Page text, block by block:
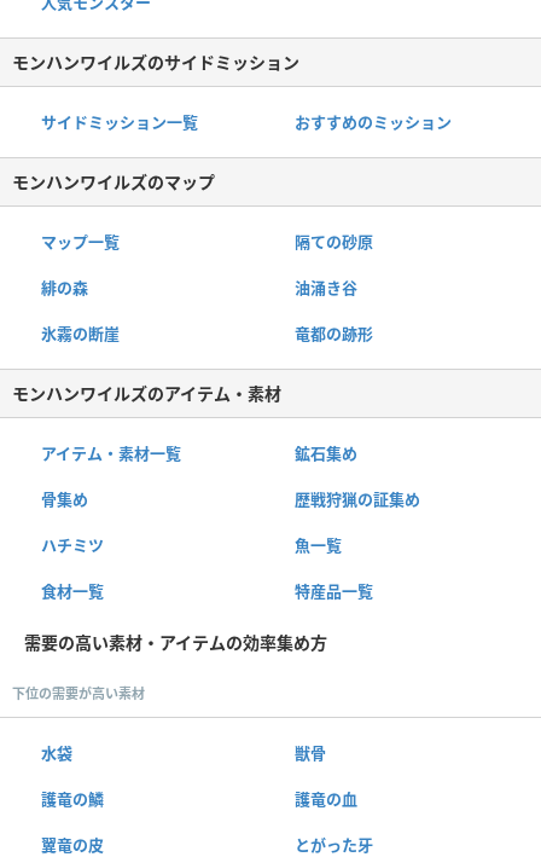
モンハンワイルズのサイドミッション
サイドミッション一覧 おすすめのミッション
モンハンワイルズのマップ
マップ一覧 隔ての砂原
緋の森 油涌き谷
氷霧の断崖 竜都の跡形
モンハンワイルズのアイテム・素材
アイテム・素材一覧 鉱石集め
骨集め 歴戦狩猟の証集め
ハチミツ 魚一覧
食材一覧 特産品一覧
需要の高い素材・アイテムの効率集め方
下位の需要が高い素材
水袋 獣骨
護竜の鱗 護竜の血
翼竜の皮 とがった牙